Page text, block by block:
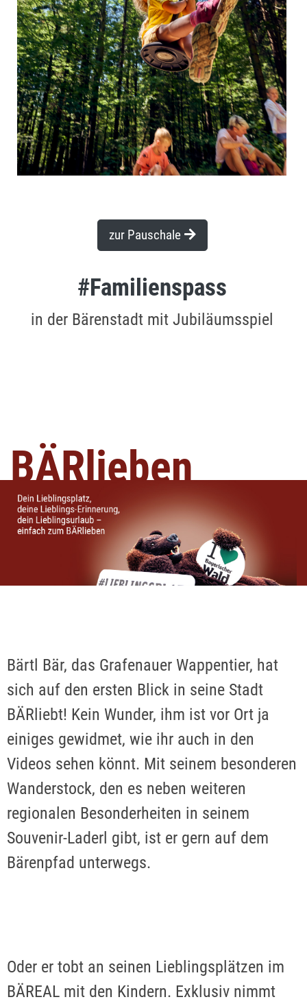
zur Pauschale
#Familienspass
in der Bärenstadt mit Jubiläumsspiel
BÄRlieben
Bärtl Bär, das Grafenauer Wappentier, hat
sich auf den ersten Blick in seine Stadt
BÄRliebt! Kein Wunder, ihm ist vor Ort ja
einiges gewidmet, wie ihr auch in den
Videos sehen könnt. Mit seinem besonderen
Wanderstock, den es neben weiteren
regionalen Besonderheiten in seinem
Souvenir-Laderl gibt, ist er gern auf dem
Bärenpfad unterwegs.
Oder er tobt an seinen Lieblingsplätzen im
BÄREAL mit den Kindern. Exklusiv nimmt